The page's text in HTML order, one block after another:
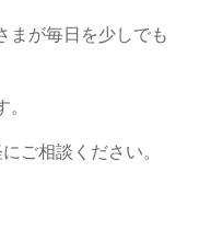
まが毎日を少しでも
ご相談ください。